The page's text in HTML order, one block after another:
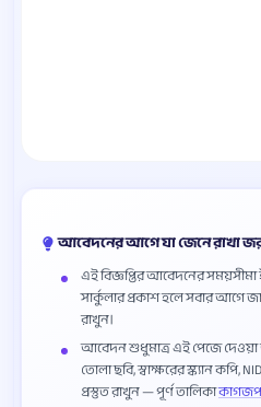
আবেদনের আগে যা জেনে রাখা
এই বিজ্ঞপ্তির আবেদনের
সার্কুলার প্রকাশ হলে সবার আগে
রাখুন।
আবেদন শুধুমাত্র এই পেজে
তোলা ছবি, স্বাক্ষরের স্ক্যান
প্রস্তুত রাখুন — পূর্ণ তালিকা